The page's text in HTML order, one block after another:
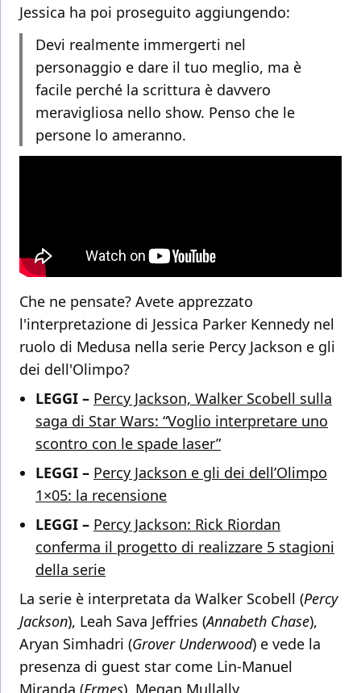
Jessica ha poi proseguito aggiungendo:
Devi realmente immergerti nel
personaggio e dare il tuo meglio, ma è
facile perché la scrittura è davvero
meravigliosa nello show. Penso che le
persone lo ameranno.
Che ne pensate? Avete apprezzato
l'interpretazione di Jessica Parker Kennedy nel
ruolo di Medusa nella serie Percy Jackson e gli
dei dell'Olimpo?
LEGGI – Percy Jackson, Walker Scobell sulla
saga di Star Wars: “Voglio interpretare uno
scontro con le spade laser”
LEGGI – Percy Jackson e gli dei dell’Olimpo
1×05: la recensione
LEGGI – Percy Jackson: Rick Riordan
conferma il progetto di realizzare 5 stagioni
della serie
La serie è interpretata da Walker Scobell (Percy
Jackson), Leah Sava Jeffries (Annabeth Chase),
Aryan Simhadri (Grover Underwood) e vede la
presenza di guest star come Lin-Manuel